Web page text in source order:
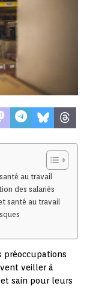
au travail
des salariés
santé au travail
préoccupations
veiller à
sain pour leurs